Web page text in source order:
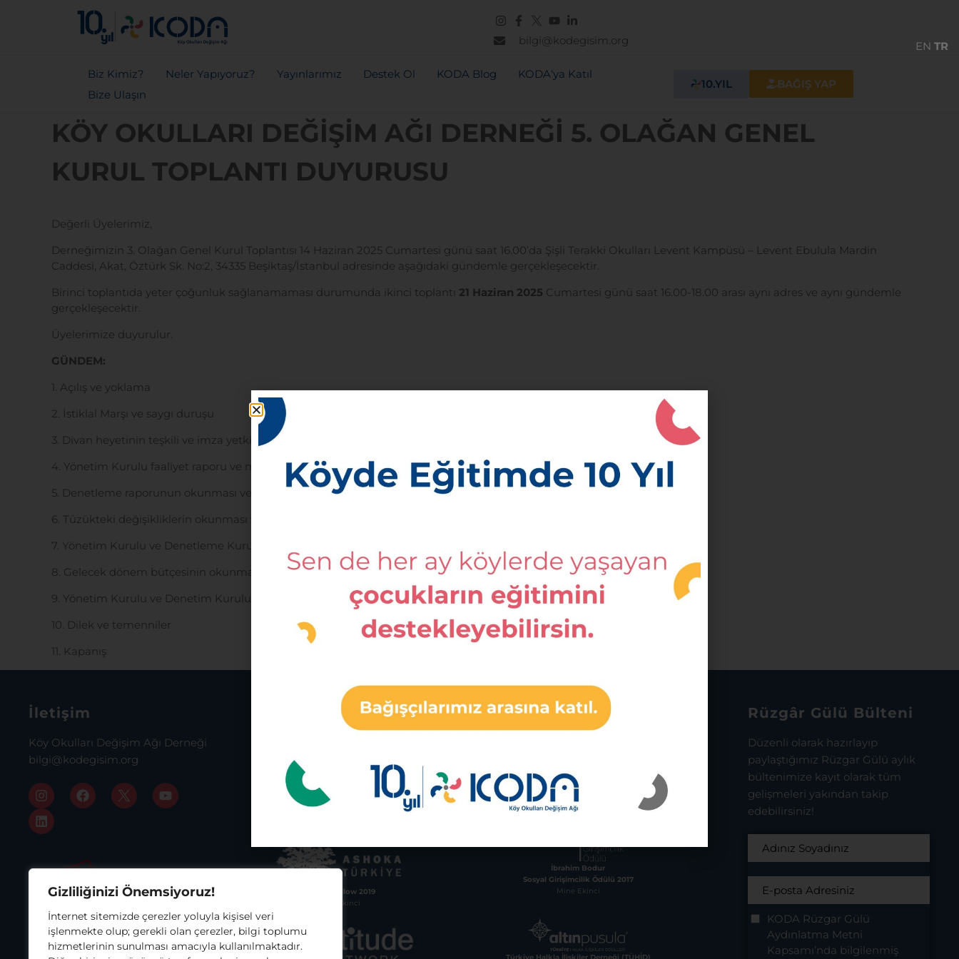
Gizliliğinizi Önemsiyoruz!
İnternet sitemizde çerezler yoluyla kişisel veri
işlenmekte olup; gerekli olan çerezler, bilgi toplumu
hizmetlerinin sunulması amacıyla kullanılmaktadır.
bilgi@kodegisim.org
Biz Kimiz? Neler Yapıyoruz? Yayınlarımız Destek Ol KODA Blog
KODA‘ya Katıl
Bize Ulaşın
10.YIL BAĞIŞ YAP
KÖY OKULLARI DEĞİŞİM AĞI DERNEĞİ 5. OLAĞAN GENEL
KURUL TOPLANTI DUYURUSU
Değerli Üyelerimiz,
Derneğimizin 3. Olağan Genel Kurul Toplantısı 14 Haziran 2025 Cumartesi günü saat 16.00’da Şişli Terakki Okulları Levent Kampüsü – Levent Ebulula Mardin
Caddesi, Akat, Öztürk Sk. No:2, 34335 Beşiktaş/İstanbul adresinde aşağıdaki gündemle gerçekleşecektir.
Birinci toplantıda yeter çoğunluk sağlanamaması durumunda ikinci toplantı 21 Haziran 2025 Cumartesi günü saat 16.00-18.00 arası aynı adres ve aynı gündemle
gerçekleşecektir.
Üyelerimize duyurulur.
GÜNDEM:
1. Açılış ve yoklama
2. İstiklal Marşı ve saygı duruşu
3. Divan heyetinin teşkili ve imza yetkisinin verilmesi
4. Yönetim Kurulu faaliyet raporu ve mali tablonun okunması ve görüşülmesi
5. Denetleme raporunun okunması ve görüşülmesi
6. Tüzükteki değişikliklerin okunması ve görüşülmesi
7. Yönetim Kurulu ve Denetleme Kurulunun ayrı ayrı ibrası
8. Gelecek dönem bütçesinin okunması ve görüşülmesi
9. Yönetim Kurulu ve Denetim Kurulu asıl ve yedek üyelerin seçilmesi
10. Dilek ve temenniler
11. Kapanış
İletişim
Köy Okulları Değişim Ağı Derneği
bilgi@kodegisim.org
İstanbul Ofis
Cad. Bina No:56 Altın Çarşı
Daire:72
Kadıköy, İstanbul
0216 343 73 43
Ashoka Fellow 2019
Mine Ekinci
Bursa Ofis
Orhaneli, Bursa
İbrahim Bodur
Sosyal Girişimcilik Ödülü 2017
Mine Ekinci
Rüzgâr Gülü Bülteni
Düzenli olarak hazırlayıp
paylaştığımız Rüzgar Gülü aylık
bültenimize kayıt olarak tüm
gelişmeleri yakından takip
edebilirsiniz!
KODA Rüzgar Gülü
Aydınlatma Metni
Kapsamı’nda bilgilenmiş
EN TR